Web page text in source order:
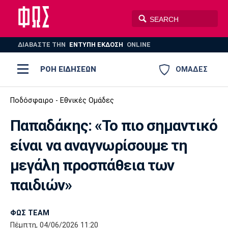
ΔΙΑΒΑΣΤΕ THN ΕΝΤΥΠΗ ΕΚΔΟΣΗ ONLINE
ΟΜΑΔΕΣ
ΡΟΗ ΕΙΔΗΣΕΩΝ
ΠΟΔΟΣΦΑΙΡΟ ΜΠΑΣΚΕΤ
ΠΟΛΟ
AUTO-MOTO PLUS
Ποδόσφαιρο
Super League 1
Super League 2
Γ Εθνική
Μπάσκετ
Ελλάδα
Εθνική
Ολυμπιακοί Αγώνες
Βόλεϊ
Ολυμπιακός ΑΕΚ ΠΑΟΚ
Ποδόσφαιρο - Εθνικές Ομάδες
Παπαδάκης: «Το πιο σημαντικό
είναι να αναγνωρίσουμε τη
μεγάλη προσπάθεια των
παιδιών»
ΦΩΣ TEAM
Πέμπτη, 04/06/2026 11:20